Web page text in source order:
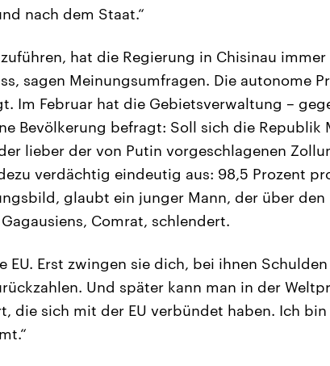
nach dem Staat.“
hat die Regierung in Chisinau
sagen Meinungsumfragen. Die autonome
Im Februar hat die Gebietsverwaltung –
Bevölkerung befragt: Soll sich die Republik
lieber der von Putin vorgeschlagenen
verdächtig eindeutig aus: 98,5 Prozent
glaubt ein junger Mann, der über den
Comrat, schlendert.
EU. Erst zwingen sie dich, bei ihnen
Und später kann man in der
die sich mit der EU verbündet haben. Ich